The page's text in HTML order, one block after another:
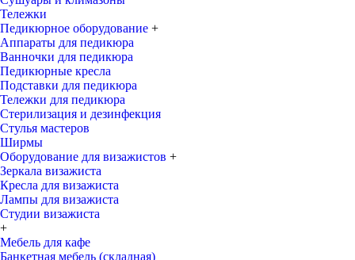
Тележки
Педикюрное оборудование +
Аппараты для педикюра
Ванночки для педикюра
Педикюрные кресла
Подставки для педикюра
Тележки для педикюра
Стерилизация и дезинфекция
Стулья мастеров
Ширмы
Оборудование для визажистов +
Зеркала визажиста
Кресла для визажиста
Лампы для визажиста
Студии визажиста
+
Мебель для кафе
Банкетная мебель (складная)